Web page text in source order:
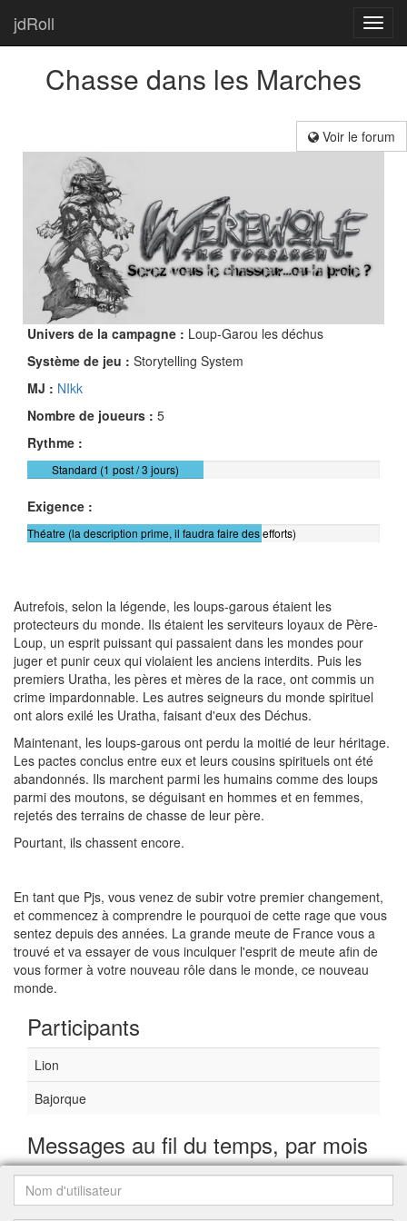
jdRoll
Chasse dans les Marches
Voir le forum
Univers de la campagne : Loup-Garou les déchus
Système de jeu : Storytelling System
MJ : NIkk
Nombre de joueurs : 5
Rythme :
Standard (1 post / 3 jours)
Exigence :
Théatre (la description prime, il faudra faire des efforts)
Autrefois, selon la légende, les loups-garous étaient les
protecteurs du monde. Ils étaient les serviteurs loyaux de Père-
Loup, un esprit puissant qui passaient dans les mondes pour
juger et punir ceux qui violaient les anciens interdits. Puis les
premiers Uratha, les pères et mères de la race, ont commis un
crime impardonnable. Les autres seigneurs du monde spirituel
ont alors exilé les Uratha, faisant d'eux des Déchus.
Maintenant, les loups-garous ont perdu la moitié de leur héritage.
Les pactes conclus entre eux et leurs cousins spirituels ont été
abandonnés. Ils marchent parmi les humains comme des loups
parmi des moutons, se déguisant en hommes et en femmes,
rejetés des terrains de chasse de leur père.
Pourtant, ils chassent encore.
En tant que Pjs, vous venez de subir votre premier changement,
et commencez à comprendre le pourquoi de cette rage que vous
sentez depuis des années. La grande meute de France vous a
trouvé et va essayer de vous inculquer l'esprit de meute afin de
vous former à votre nouveau rôle dans le monde, ce nouveau
monde.
Participants
Lion
Bajorque
Messages au fil du temps, par mois